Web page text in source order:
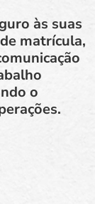
às suas
matrícula,
o